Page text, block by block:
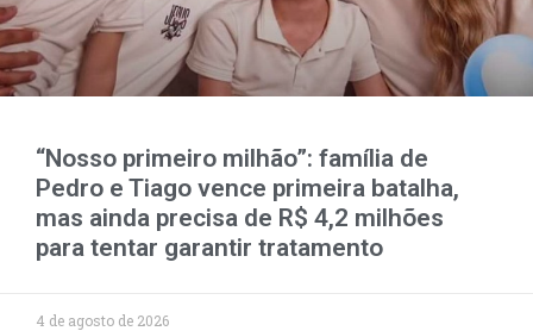
“Nosso primeiro milhão”: família de
Pedro e Tiago vence primeira batalha,
mas ainda precisa de R$ 4,2 milhões
para tentar garantir tratamento
4 de agosto de 2026